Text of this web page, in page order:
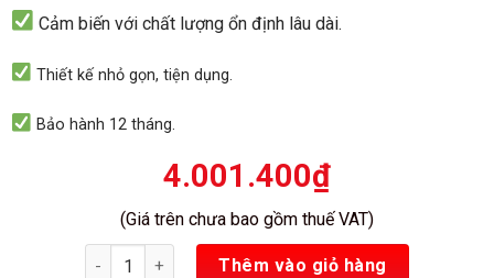
Cảm biến với chất lượng ổn định lâu dài.
Thiết kế nhỏ gọn, tiện dụng.
Bảo hành 12 tháng.
4.001.400₫
(Giá trên chưa bao gồm thuế VAT)
Số lượng Thêm vào giỏ hàng